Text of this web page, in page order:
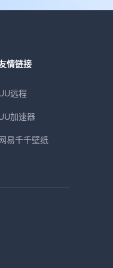
情链接
远程
加速器
易千千壁纸